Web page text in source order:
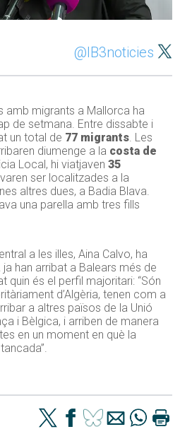
@IB3noticies
amb migrants a Mallorca ha
de setmana. Entre dissabte i
un total de 77 migrants. Les
diumenge a la costa de
Local, hi viatjaven35
ser localitzades a la
altres dues, a Badia Blava.
una parella amb tres fills
a les illes, Aina Calvo, ha
han arribat a Balears més de
quin és el perfil majoritari: “Són
d’Algèria, tenen com a
a altres països de la Unió
i Bèlgica, i arriben de manera
en un moment en què la